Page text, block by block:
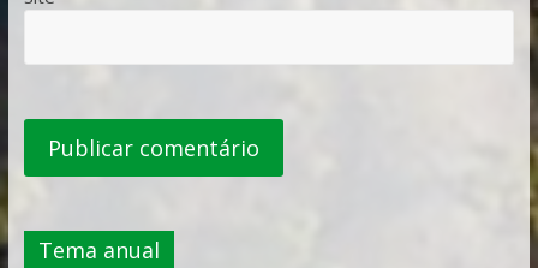
Tema anual